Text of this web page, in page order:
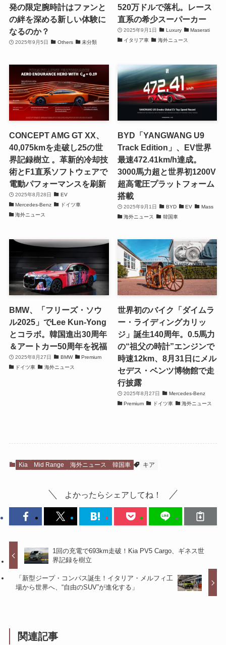
発の限定腕時計はファンと
の絆を深める新しい体験に
なるのか？
2025年9月5日 Others 未分類
520万ドルで落札。レース
直系の希少スーパーカー
2025年9月1日 Luxury
Maserati
イタリア車
海外ニュース
CONCEPT AMG GT XX、
40,075kmを走破し25の世
界記録樹立 。革新的冷却技
術とF1直系ソフトウェアで
電動パフォーマンスを刷新
2025年8月28日
EV
Mercedes-Benz
ドイツ車
海外ニュース
BYD「YANGWANG U9
Track Edition」、EV世界
最速472.41km/h達成。
3000馬力超と世界初1200V
超高電圧プラットフォーム
搭載
2025年9月1日 BYD EV
Mass
海外ニュース
韓国車
BMW、「フリーズ・ソウ
ル2025」でLee Kun-Yong
とコラボ。韓国進出30周年
＆アートカー50周年を祝福
2025年8月27日 BMW
Premium
ドイツ車
海外ニュース
世界初のバイク「ダイムラ
ー・ライディングカリッ
ジ」誕生140周年。0.5馬力
の“祖父の時計”エンジンで
時速12km、8月31日にメル
セデス・ベンツ博物館で走
行披露
2025年8月27日
Mercedes-Benz
Premium
ドイツ車 海外ニュース
Kia Mid Range 海外ニュース 韓国車 キア
よかったらシェアしてね！
1回の充電で693km走破！Kia PV5 Cargo、ギネス世
界記録を樹立
「新型ジープ・コンパス誕生！イタリア・メルフィ工
場から世界へ、“自由のSUV”が進化する」
関連記事